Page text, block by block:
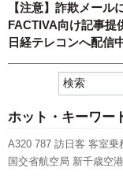
【注意】詐欺メール
FACTIVA向け記事提
日経テレコンへ配信
ホット・キーワー
A320 787 訪日客 客室乗
国交省航空局 新千歳空港